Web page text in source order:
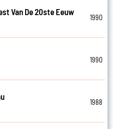
Van De 20ste Eeuw
1990
1990
1988